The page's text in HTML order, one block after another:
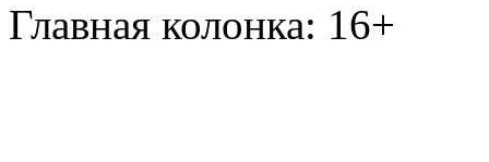
Главная колонка: 16+